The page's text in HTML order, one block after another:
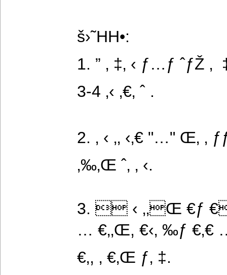
š›˜HH•:
1. ” ‚ ‡‚ ‹ ƒ…ƒ ˆƒŽ ‚ 
3-4 ‚‹ ‚€‚ ˆ .
2. ‚ ‹ ‚‚ ‹‚€ "…" Œ‚ ‚
‚‰‚Œ ˆ‚ ‚ ‹.
3.  ‹ ‚‚Œ €ƒ
… €‚‚Œ, €‹‚ ‰ƒ €‚€
€‚, ‚ €‚Œ ƒ‚ ‡.